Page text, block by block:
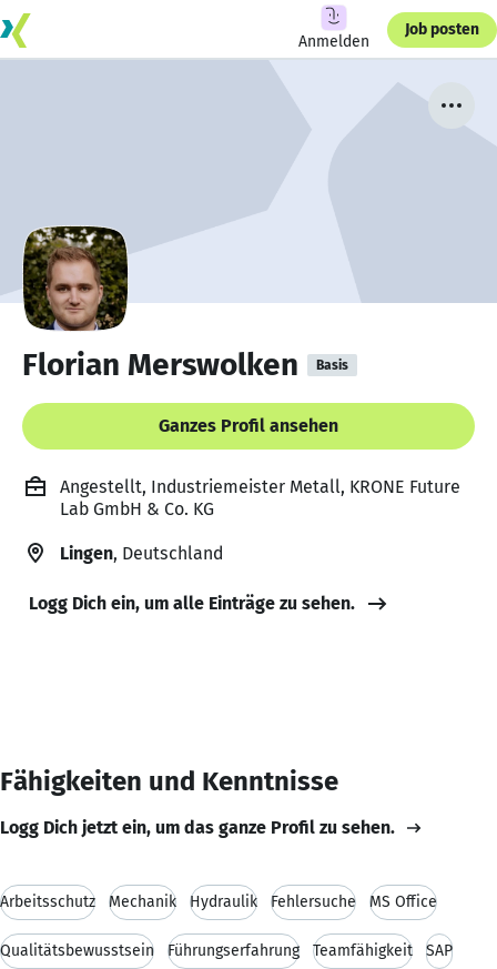
Anmelden
Job posten
Florian Merswolken Basis
Ganzes Profil ansehen
Angestellt, Industriemeister Metall, KRONE Future
Lab GmbH & Co. KG
Lingen, Deutschland
Logg Dich ein, um alle Einträge zu sehen.
Fähigkeiten und Kenntnisse
Logg Dich jetzt ein, um das ganze Profil zu sehen.
Arbeitsschutz Mechanik Hydraulik Fehlersuche MS Office
Qualitätsbewusstsein Führungserfahrung Teamfähigkeit SAP